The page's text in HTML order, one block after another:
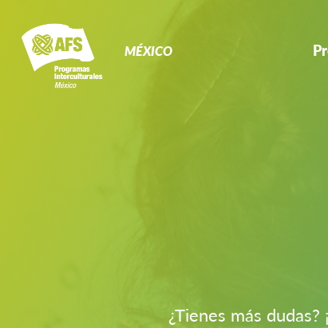
MÉXICO
¿Tienes más